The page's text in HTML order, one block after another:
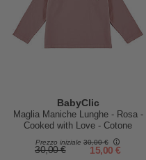
BabyClic
Maglia Maniche Lunghe - Rosa -
Cooked with Love - Cotone
Prezzo iniziale 30,00 €
30,00 € 15,00 €